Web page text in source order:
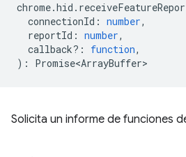
chrome.hid .
connectionId : number,
reportId : number,
callback? : function,
) : Promise<ArrayBuffer>
Solicita un informe de funciones